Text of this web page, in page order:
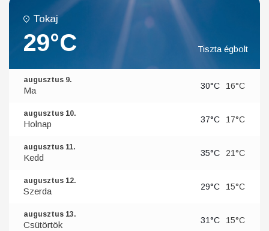
Tokaj
29°C Tiszta égbolt
augusztus 9.
Ma 30°C 16°C
augusztus 10.
Holnap 37°C 17°C
augusztus 11.
Kedd 35°C 21°C
augusztus 12.
Szerda 29°C 15°C
augusztus 13.
Csütörtök 31°C 15°C